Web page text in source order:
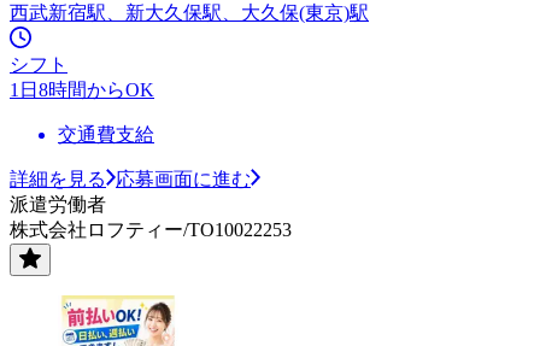
西武新宿駅、新大久保駅、大久保(東京)駅
シフト
1日8時間からOK
交通費支給
詳細を見る
応募画面に進む
派遣労働者
株式会社ロフティー/TO10022253